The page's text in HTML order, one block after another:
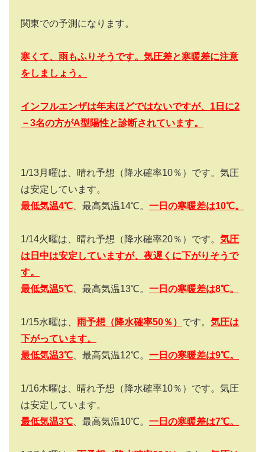
関東での予測になります。
寒くて、雨もふりそうです。気圧差と寒暖差に注意
をしましょう。
インフルエンザは年末ほどではないですが、1 日に2
－3名の方がA型陽性と診断されています。
1/13月曜は、晴れ予想（降水確率10％）です。気圧
は安定しています。
最低気温4℃ 、最高気温14℃。 一日の寒暖差は10℃。
1/14火曜は、晴れ予想（降水確率20％）です。 気圧
は日中は安定していますが、夜遅くに下がりそうで
す。
最低気温5℃ 、最高気温13℃。 一日の寒暖差は8℃。
1/15水曜は、 雨予想（降水確率50％） です。 気圧は
下がっています。
最低気温3℃ 、最高気温12℃。 一日の寒暖差は9℃。
1/16木曜は、晴れ予想（降水確率10％）です。気圧
は安定しています。
最低気温3℃ 、最高気温10℃。 一日の寒暖差は7℃。